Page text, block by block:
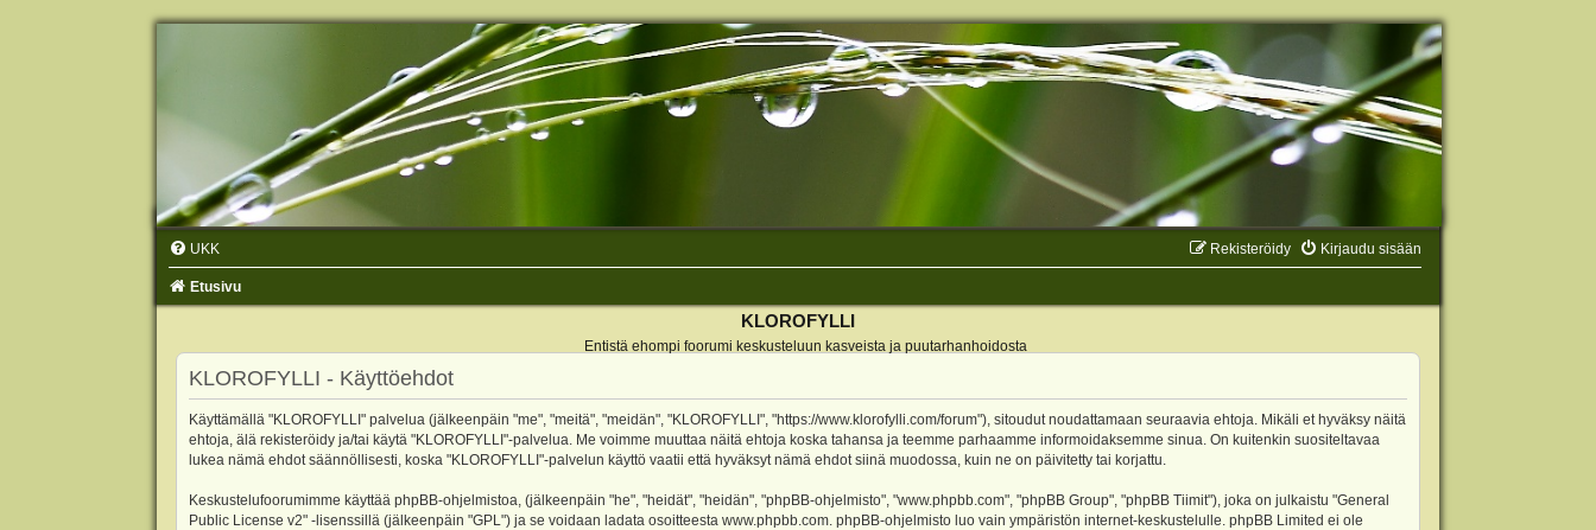
UKK Kirjaudu sisään
Rekisteröidy
Etusivu
KLOROFYLLI
Entistä ehompi foorumi keskusteluun kasveista ja puutarhanhoidosta
KLOROFYLLI - Käyttöehdot
Käyttämällä "KLOROFYLLI" palvelua (jälkeenpäin "me", "meitä", "meidän", "KLOROFYLLI", "https://www.klorofylli.com/forum"), sitoudut noudattamaan seuraavia ehtoja. Mikäli et hyväksy näitä
ehtoja, älä rekisteröidy ja/tai käytä "KLOROFYLLI"-palvelua. Me voimme muuttaa näitä ehtoja koska tahansa ja teemme parhaamme informoidaksemme sinua. On kuitenkin suositeltavaa
lukea nämä ehdot säännöllisesti, koska "KLOROFYLLI"-palvelun käyttö vaatii että hyväksyt nämä ehdot siinä muodossa, kuin ne on päivitetty tai korjattu.
Keskustelufoorumimme käyttää phpBB-ohjelmistoa, (jälkeenpäin "he", "heidät", "heidän", "phpBB-ohjelmisto", "www.phpbb.com", "phpBB Group", "phpBB Tiimit"), joka on julkaistu "General
Public License v2" -lisenssillä (jälkeenpäin "GPL") ja se voidaan ladata osoitteesta www.phpbb.com. phpBB-ohjelmisto luo vain ympäristön internet-keskustelulle. phpBB Limited ei ole